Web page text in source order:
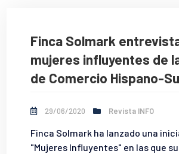
Finca Solmark
mujeres influyentes de
de Comercio Hispano-
29/06/2020 Revista INFO
Finca Solmark ha lanzado una
"Mujeres Influyentes" en las que